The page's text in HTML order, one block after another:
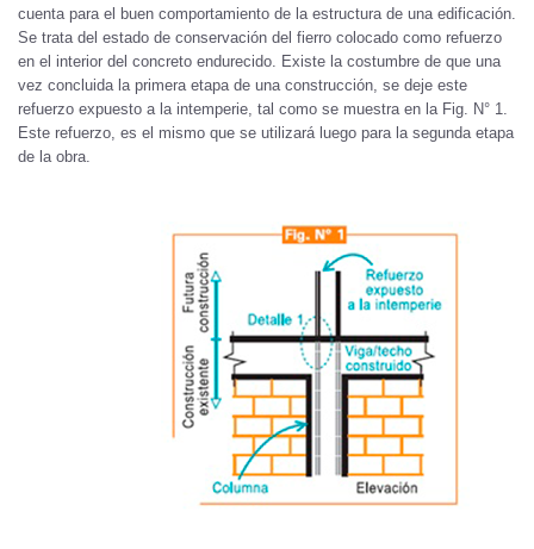
cuenta para el buen comportamiento de la estructura de una edificación.
Se trata del estado de conservación del fierro colocado como refuerzo
en el interior del concreto endurecido. Existe la costumbre de que una
vez concluida la primera etapa de una construcción, se deje este
refuerzo expuesto a la intemperie, tal como se muestra en la Fig. N° 1.
Este refuerzo, es el mismo que se utilizará luego para la segunda etapa
de la obra.